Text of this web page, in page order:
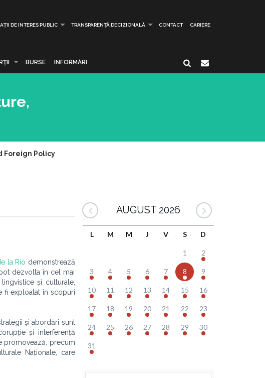
DE INTERES PUBLIC TRANSPARENȚĂ DECIZIONALĂ CONTACT CARIERE
BURSE INFORMĂRI
Foreign Policy
la Rio demonstrează
dezvolta în cel mai
și culturale,
fi exploatat în scopuri
și abordări sunt
și interferență
promovează, precum
Naționale, care
AUGUST 2026
L M M J V S D
1 2
3 4 5 6 7 8 9
10 11 12 13 14 15 16
17 18 19 20 21 22 23
24 25 26 27 28 29 30
31